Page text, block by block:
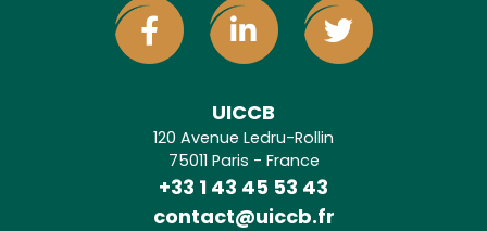
UICCB
120 Avenue Ledru-Rollin
75011 Paris - France
+33 1 43 45 53 43
contact@uiccb.fr